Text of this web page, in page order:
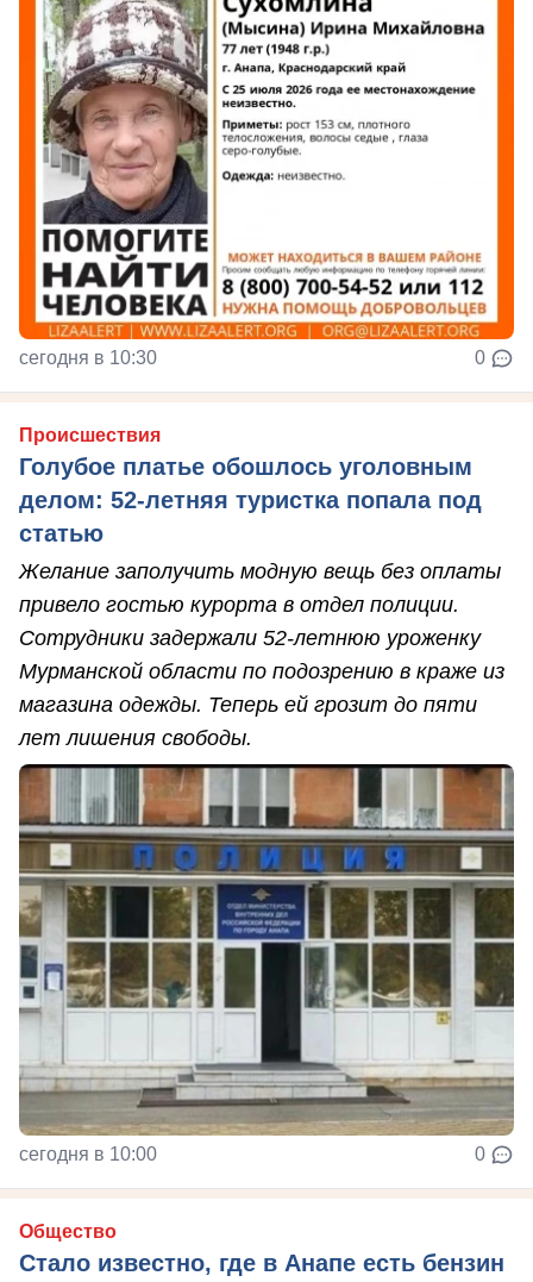
сегодня в 10:30 0
Происшествия
Голубое платье обошлось уголовным
делом: 52-летняя туристка попала под
статью
Желание заполучить модную вещь без оплаты
привело гостью курорта в отдел полиции.
Сотрудники задержали 52-летнюю уроженку
Мурманской области по подозрению в краже из
магазина одежды. Теперь ей грозит до пяти
лет лишения свободы.
сегодня в 10:00 0
Общество
Стало известно, где в Анапе есть бензин